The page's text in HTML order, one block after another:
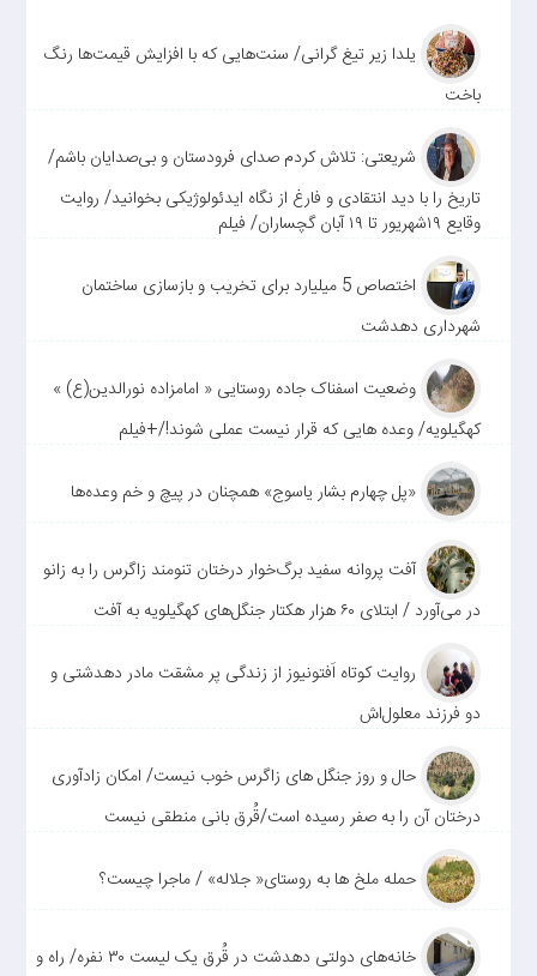
یلدا زیر تیغ گرانی/ سنت‌هایی که با افزایش قیمت‌ها رنگ
باخت
شریعتی: تلاش کردم صدای فرودستان و بی‌صدایان باشم/
تاریخ را با دید انتقادی و فارغ از نگاه ایدئولوژیکی بخوانید/ روایت
وقایع ۱۹شهریور تا ۱۹ آبان گچساران/ فیلم
اختصاص 5 میلیارد برای تخریب و بازسازی ساختمان
شهرداری دهدشت
وضعیت اسفناک جاده روستایی « امامزاده نورالدین(ع) »
کهگیلویه/ وعده هایی که قرار نیست عملی شوند!/+فیلم
«پل چهارم بشار یاسوج» همچنان در پیچ و خم وعده‌ها
آفت پروانه سفید برگ‌خوار درختان تنومند زاگرس را به زانو
در می‌آورد / ابتلای ۶۰ هزار هکتار جنگل‌های کهگیلویه به آفت
روایت کوتاه اَفتونیوز از زندگی پر مشقت مادر دهدشتی و
دو فرزند معلول‌اش
حال و روز جنگل های زاگرس خوب نیست/ امکان زادآوری
درختان آن را به صفر رسیده است/قُرق بانی منطقی نیست
حمله ملخ ها به روستای« جلاله» / ماجرا چیست؟
خانه‌های دولتی دهدشت در قُرق یک لیست ۳۰ نفره/ راه و